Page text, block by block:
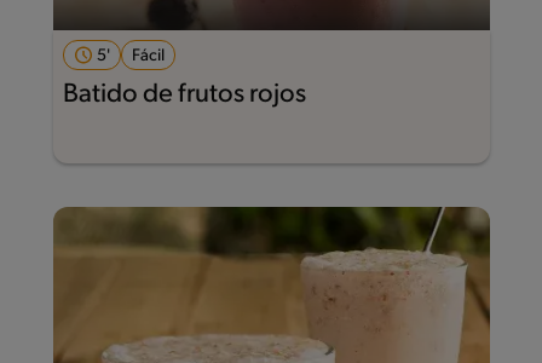
5' Fácil
Batido de frutos rojos